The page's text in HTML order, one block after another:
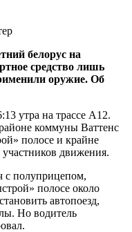
белорус на
средство лишь
оружие. Об
утра на трассе А12.
коммуны Ваттенс
полосе и крайне
участников движения.
с полуприцепом,
полосе около
автопоезд,
Но водитель